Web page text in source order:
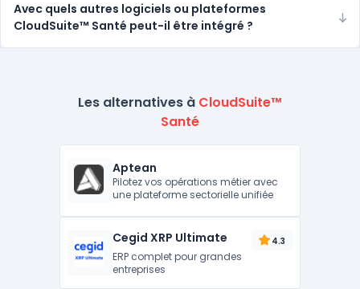
Avec quels autres logiciels ou plateformes
CloudSuite™ Santé peut-il être intégré ?
Les alternatives à CloudSuite™
Santé
Aptean
Pilotez vos opérations métier avec
une plateforme sectorielle unifiée
Cegid XRP Ultimate 4.3
ERP complet pour grandes
entreprises